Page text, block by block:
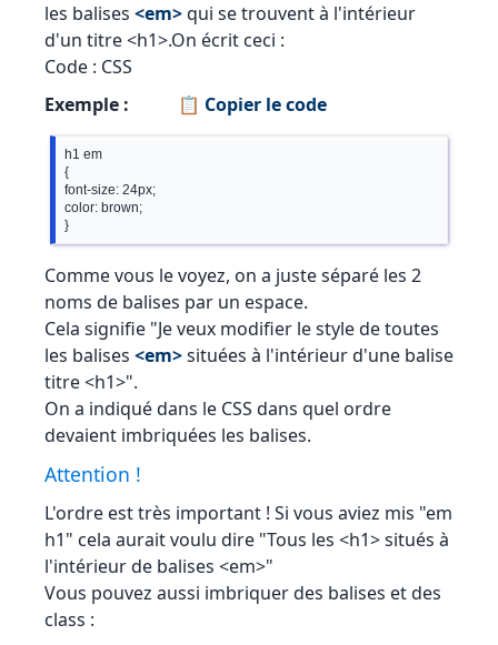
les balises <em>qui se trouvent à l'intérieur
d'un titre <h1>.On écrit ceci :
Code : CSS
Exemple :
📋 Copier le code
h1 em
{
font-size: 24px;
color: brown;
Comme vous le voyez, on a juste séparé les 2
noms de balises par un espace.
Cela signifie "Je veux modifier le style de toutes
les balises <em>situées à l'intérieur d'une balise
titre <h1>".
On a indiqué dans le CSS dans quel ordre
devaient imbriquées les balises.
Attention !
L'ordre est très important ! Si vous aviez mis "em
h1" cela aurait voulu dire "Tous les <h1> situés à
l'intérieur de balises <em>"
Vous pouvez aussi imbriquer des balises et des
class :